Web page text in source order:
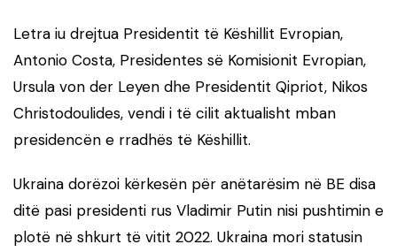
Letra iu drejtua Presidentit të Këshillit Evropian,
Antonio Costa, Presidentes së Komisionit Evropian,
Ursula von der Leyen dhe Presidentit Qipriot, Nikos
Christodoulides, vendi i të cilit aktualisht mban
presidencën e rradhës të Këshillit.
Ukraina dorëzoi kërkesën për anëtarësim në BE disa
ditë pasi presidenti rus Vladimir Putin nisi pushtimin e
plotë në shkurt të vitit 2022. Ukraina mori statusin